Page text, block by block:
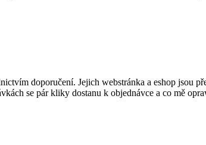
doporučení. Jejich webstránka a eshop
se pár kliky dostanu k objednávce a co mě